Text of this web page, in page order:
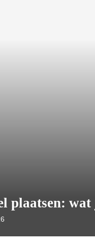
plaatsen: